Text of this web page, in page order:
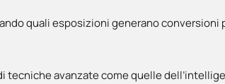
quali esposizioni generano conversioni
tecniche avanzate come quelle